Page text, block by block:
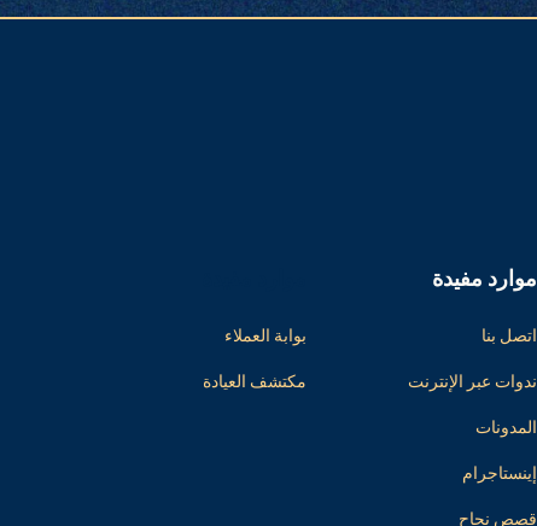
موارد مفيدة
اتصل بنا
ندوات عبر الإنترنت
المدونات
إينستاجرام
قصص نجاح
بوابة العملاء
مكتشف العيادة